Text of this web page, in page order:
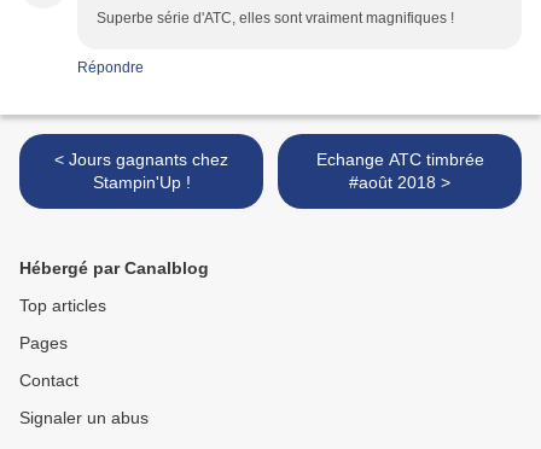
Superbe série d'ATC, elles sont vraiment magnifiques !
Répondre
< Jours gagnants chez
Stampin'Up !
Echange ATC timbrée
#août 2018 >
Hébergé par Canalblog
Top articles
Pages
Contact
Signaler un abus